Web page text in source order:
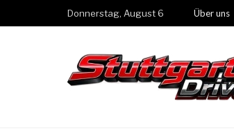
Donnerstag, August 6 Über uns